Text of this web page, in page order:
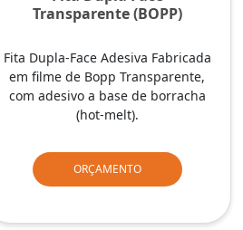
Transparente (BOPP)
Fita Dupla-Face Adesiva Fabricada
em filme de Bopp Transparente,
com adesivo a base de borracha
(hot-melt).
ORÇAMENTO